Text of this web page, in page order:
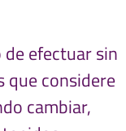
de efectuar sin
que considere
cambiar,